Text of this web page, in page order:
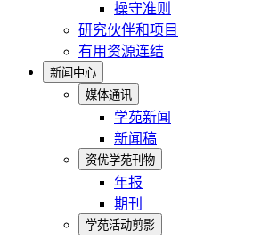
操守准则
研究伙伴和项目
有用资源连结
新闻中心
媒体通讯
学苑新闻
新闻稿
资优学苑刊物
年报
期刊
学苑活动剪影